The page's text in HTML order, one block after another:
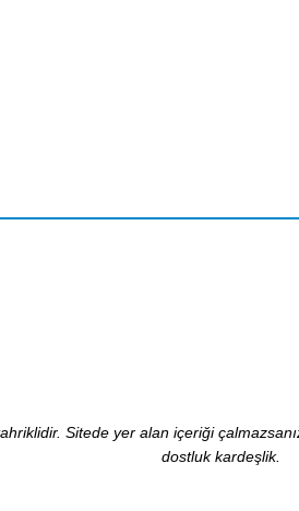
Sitede yer alan içeriği
dostluk kardeşlik.